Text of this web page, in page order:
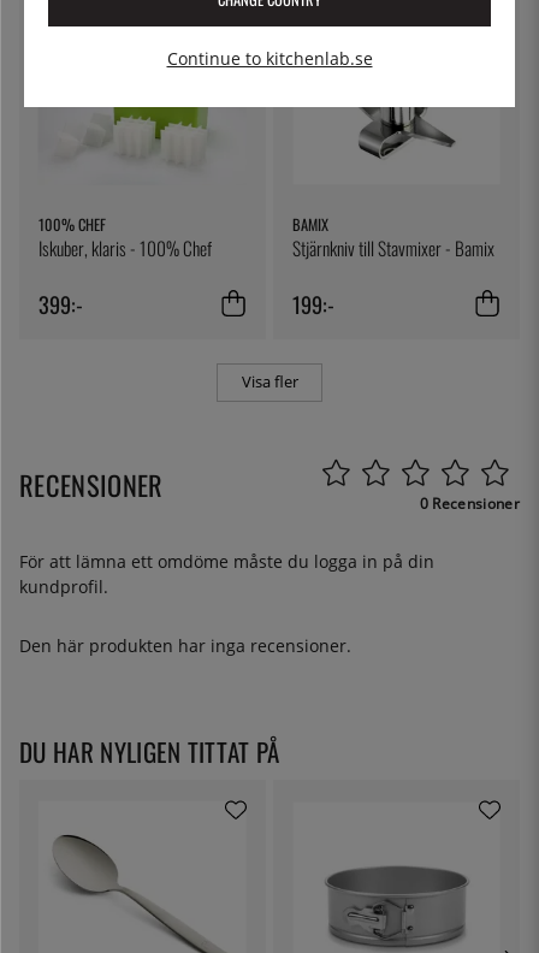
100% CHEF
Iskuber, klaris - 100% Chef
399:-
BAMIX
Stjärnkniv till Stavmixer - Bamix
199:-
Visa fler
RECENSIONER 0 Recensioner
För att lämna ett omdöme måste du logga in på din
kundprofil.
Den här produkten har inga recensioner.
DU HAR NYLIGEN TITTAT PÅ
Continue to kitchenlab.se